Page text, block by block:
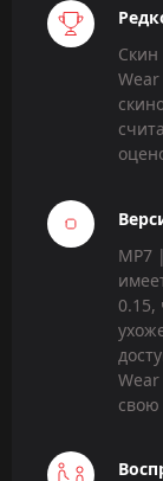
Скин
Wear
MP7
0.15,
свою